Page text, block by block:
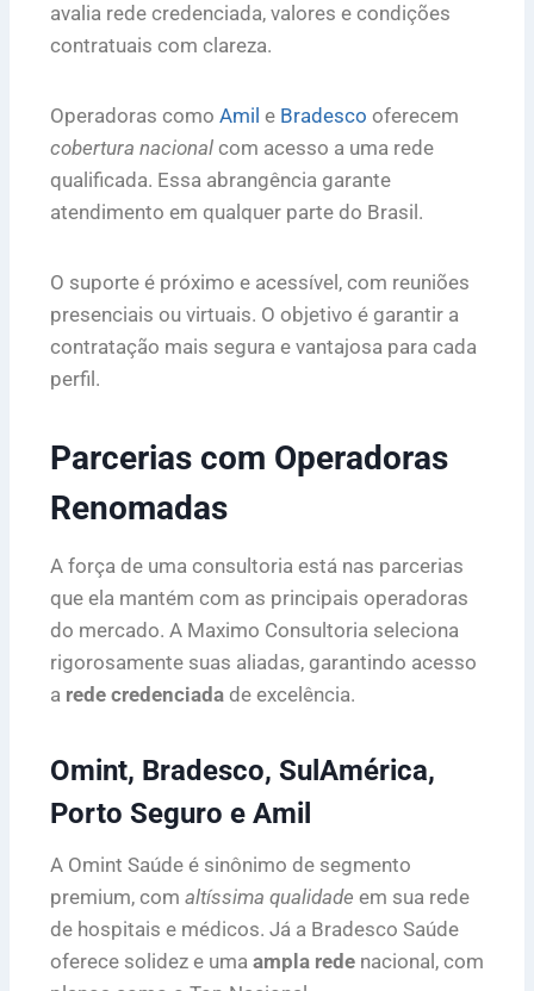
avalia rede credenciada, valores e condições
contratuais com clareza.
Operadoras como Amil e Bradesco oferecem
cobertura nacional com acesso a uma rede
qualificada. Essa abrangência garante
atendimento em qualquer parte do Brasil.
O suporte é próximo e acessível, com reuniões
presenciais ou virtuais. O objetivo é garantir a
contratação mais segura e vantajosa para cada
perfil.
Parcerias com Operadoras
Renomadas
A força de uma consultoria está nas parcerias
que ela mantém com as principais operadoras
do mercado. A Maximo Consultoria seleciona
rigorosamente suas aliadas, garantindo acesso
a rede credenciada de excelência.
Omint, Bradesco, SulAmérica,
Porto Seguro e Amil
A Omint Saúde é sinônimo de segmento
premium, com altíssima qualidade em sua rede
de hospitais e médicos. Já a Bradesco Saúde
oferece solidez e uma ampla rede nacional, com